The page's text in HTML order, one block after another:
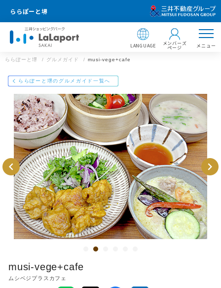
ららぽーと堺
LANGUAGE メンバーズ
ページ メニュー
ららぽーと堺
住所 ：
〒587-0002 大阪府堺市美原区黒山22番1
【飲食店 営業時間】
00
※ラストオーダーは店舗によって異なります。
ららぽーと堺のWEBサイト
店舗情報
musi-vege+cafe
ららぽーと堺
大阪府堺市美原区黒山22番1
https://mitsui-shopping-park.com/gourmet/lalaport/sakai/g0041
000000023040/
メールで送る Facebookでシェア LINEで送る
ららぽーと堺 グルメガイド musi-vege+cafe
ららぽーと堺のグルメガイド一覧へ
musi-vege+cafe
ムシベジプラスカフェ